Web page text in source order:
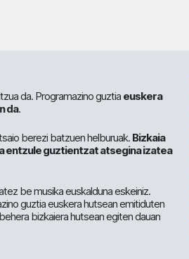
da. Programazino guztia euskera
da.
berezi batzuen helburuak. Bizkaia
entzule guztientzat atsegina izatea
be musika euskalduna eskeiniz.
guztia euskera hutsean emitiduten
bizkaiera hutsean egiten dauan